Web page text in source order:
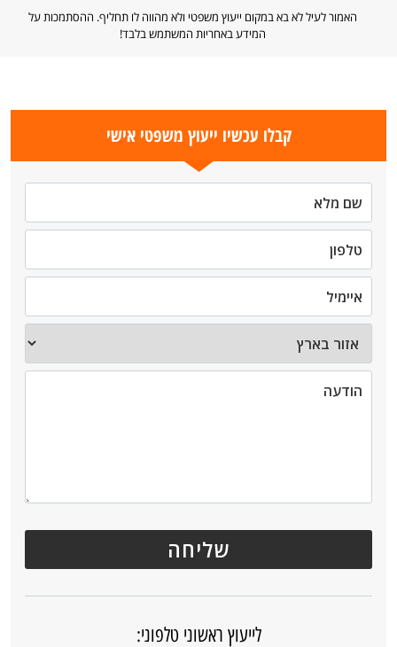
האמור לעיל לא בא במקום ייעוץ משפטי ולא מהווה לו תחליף. ההסתמכות על
המידע באחריות המשתמש בלבד!
קבלו עכשיו ייעוץ משפטי אישי
לייעוץ ראשוני טלפוני: